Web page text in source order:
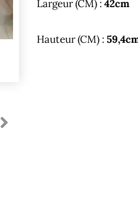
Largeur (CM) : 42cm
Hauteur (CM) :